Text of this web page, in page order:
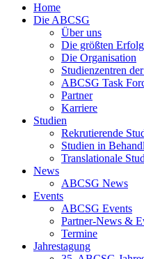
Home
Die ABCSG
Über uns
Die größten
Die Organisation
Studienzentren
ABCSG Task
Partner
Karriere
Studien
Rekrutierende
Studien in
Translationale
News
ABCSG News
Events
ABCSG Events
Partner-News &
Termine
Jahrestagung